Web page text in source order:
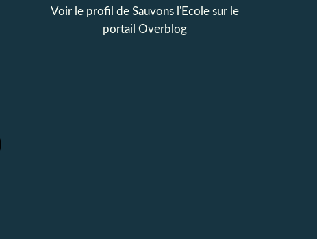
Voir le profil de Sauvons l'Ecolesur le
portail Overblog